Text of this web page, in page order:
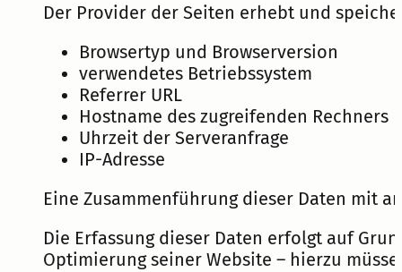
Der Provider der Seiten erhebt und
Browsertyp und Browserversion
verwendetes Betriebssystem
Referrer URL
Hostname des zugreifenden Rechners
Uhrzeit der Serveranfrage
IP-Adresse
Eine Zusammenführung dieser Daten mit
Die Erfassung dieser Daten erfolgt auf
Optimierung seiner Website – hierzu